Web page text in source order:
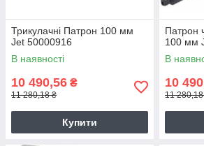
Трикулачні Патрон 100 мм
Jet 50000916
В наявності
10 490,56 ₴
11 280,18 ₴
Купити
Патрон
100 мм
В
10
11